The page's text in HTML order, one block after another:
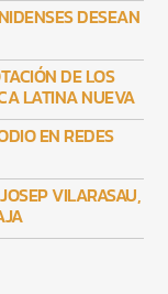
DESEAN
DE LOS
LATINA NUEVA
EN REDES
VILARASAU,